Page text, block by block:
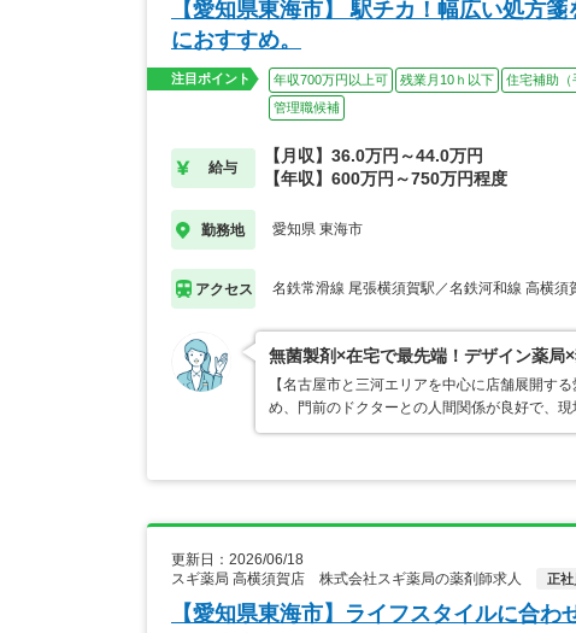
【愛知県東海市】 駅チカ！幅広い処方
におすすめ。
注目ポイント 年収700万円以上可 残業月10ｈ以下 住宅補助（
管理職候補
給与
【月収】36.0万円～44.0万円
【年収】600万円～750万円程度
勤務地 愛知県 東海市
アクセス 名鉄常滑線 尾張横須賀駅／名鉄河和線 高横須
無菌製剤×在宅で最先端！デザイン薬局
【名古屋市と三河エリアを中心に店舗展開す
め、門前のドクターとの人間関係が良好で、
更新日：2026/06/18
スギ薬局 高横須賀店 株式会社スギ薬局の薬剤師求人
正社
【愛知県東海市】ライフスタイルに合